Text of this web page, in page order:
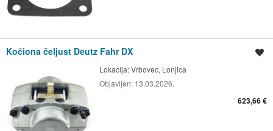
Kočiona čeljust Deutz Fahr DX
Lokacija:Vrbovec, Lonjica
Objavljen: 13.03.2026.
623,66 €